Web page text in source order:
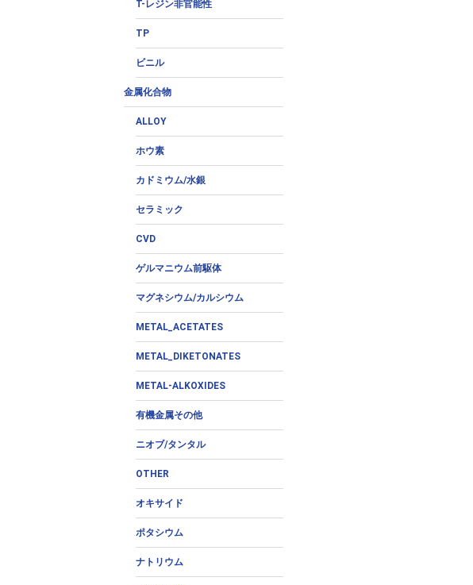
T-レジン非官能性
TP
ビニル
金属化合物
ALLOY
ホウ素
カドミウム/水銀
セラミック
CVD
ゲルマニウム前駆体
マグネシウム/カルシウム
METAL_ACETATES
METAL_DIKETONATES
METAL-ALKOXIDES
有機金属その他
ニオブ/タンタル
OTHER
オキサイド
ポタシウム
ナトリウム